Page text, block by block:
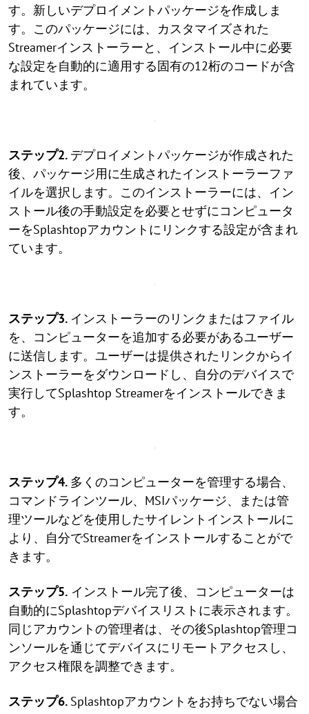
す。新しいデプロイメントパッケージを作成しま
す。このパッケージには、カスタマイズされた
Streamerインストーラーと、インストール中に必要
な設定を自動的に適用する固有の12桁のコードが含
まれています。
ステップ2. デプロイメントパッケージが作成された
後、パッケージ用に生成されたインストーラーファ
イルを選択します。このインストーラーには、イン
ストール後の手動設定を必要とせずにコンピュータ
ーをSplashtopアカウントにリンクする設定が含まれ
ています。
ステップ3. インストーラーのリンクまたはファイル
を、コンピューターを追加する必要があるユーザー
に送信します。ユーザーは提供されたリンクからイ
ンストーラーをダウンロードし、自分のデバイスで
実行してSplashtop Streamerをインストールできま
す。
ステップ4. 多くのコンピューターを管理する場合、
コマンドラインツール、MSIパッケージ、または管
理ツールなどを使用したサイレントインストールに
より、自分でStreamerをインストールすることがで
きます。
ステップ5. インストール完了後、コンピューターは
自動的にSplashtopデバイスリストに表示されます。
同じアカウントの管理者は、その後Splashtop管理コ
ンソールを通じてデバイスにリモートアクセスし、
アクセス権限を調整できます。
ステップ6. Splashtopアカウントをお持ちでない場合